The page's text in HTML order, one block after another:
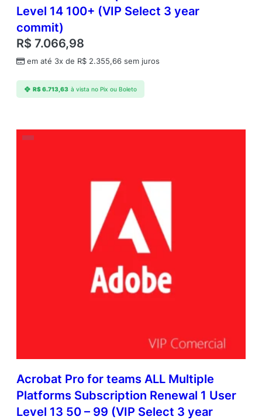
Level 14 100+ (VIP Select 3 year
commit)
R$ 7.066,98
em até 3x de R$ 2.355,66 sem juros
R$6.713,63 à vista no Pix ou Boleto
Acrobat Pro for teams ALL Multiple
Platforms Subscription Renewal 1 User
Level 13 50 – 99 (VIP Select 3 year